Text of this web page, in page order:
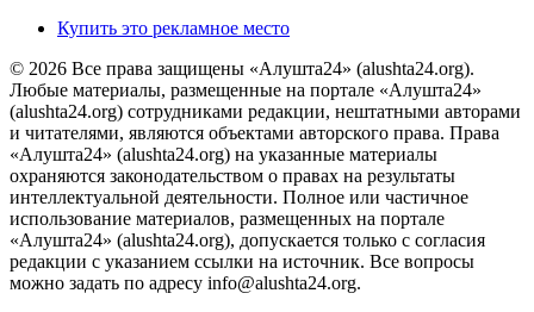
Купить это рекламное место
© 2026 Все права защищены «Алушта24» (alushta24.org).
Любые материалы, размещенные на портале «Алушта24»
(alushta24.org) сотрудниками редакции, нештатными авторами
и читателями, являются объектами авторского права. Права
«Алушта24» (alushta24.org) на указанные материалы
охраняются законодательством о правах на результаты
интеллектуальной деятельности. Полное или частичное
использование материалов, размещенных на портале
«Алушта24» (alushta24.org), допускается только с согласия
редакции с указанием ссылки на источник. Все вопросы
можно задать по адресу info@alushta24.org.